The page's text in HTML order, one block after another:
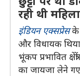
रही थी महिला
इंडियन एक्सप्रेसके
और विधायक
भूंकप प्रभावित
का जायजा लेने गए